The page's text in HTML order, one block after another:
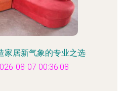
家居新气象的专业之选
08-07 00:36:08